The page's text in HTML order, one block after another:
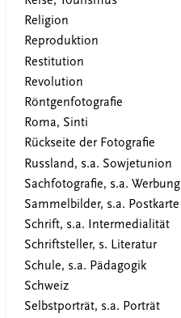
Religion
Reproduktion
Restitution
Revolution
Röntgenfotografie
Roma, Sinti
Rückseite der Fotografie
Russland, s.a. Sowjetunion
Sachfotografie, s.a. Werbung
Sammelbilder, s.a. Postkarte
Schrift, s.a. Intermedialität
Schriftsteller, s. Literatur
Schule, s.a. Pädagogik
Schweiz
Selbstporträt, s.a. Porträt